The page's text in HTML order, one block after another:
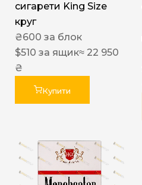
сигарети King Size
круг
₴600 за блок
$510 за ящик≈ 22 950
₴
Купити